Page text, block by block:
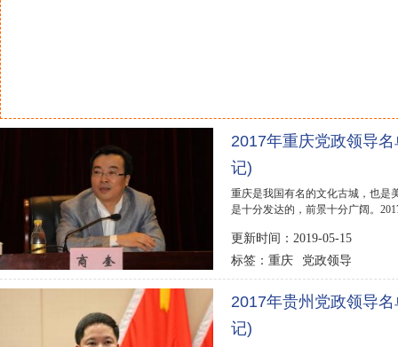
2017年重庆党政领导
记)
重庆是我国有名的文化古城，也是
是十分发达的，前景十分广阔。
更新时间：2019-05-15
标签： 重庆 党政领导
2017年贵州党政领导
记)